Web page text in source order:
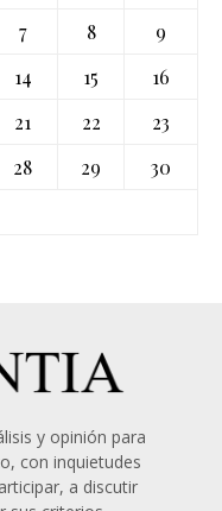
7 8
9
14 15
16
21 22
23
28 29
30
y opinión para
con inquietudes
a discutir